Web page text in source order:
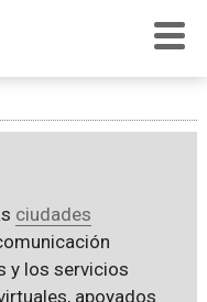
ciudades
y los servicios
apoyados